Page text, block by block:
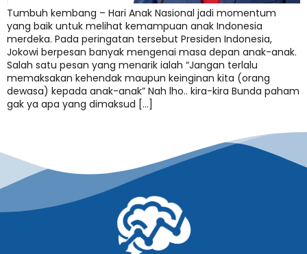
Tumbuh kembang – Hari Anak Nasional jadi momentum
yang baik untuk melihat kemampuan anak Indonesia
merdeka. Pada peringatan tersebut Presiden Indonesia,
Jokowi berpesan banyak mengenai masa depan anak-anak.
Salah satu pesan yang menarik ialah “Jangan terlalu
memaksakan kehendak maupun keinginan kita (orang
dewasa) kepada anak-anak” Nah lho.. kira-kira Bunda paham
gak ya apa yang dimaksud […]